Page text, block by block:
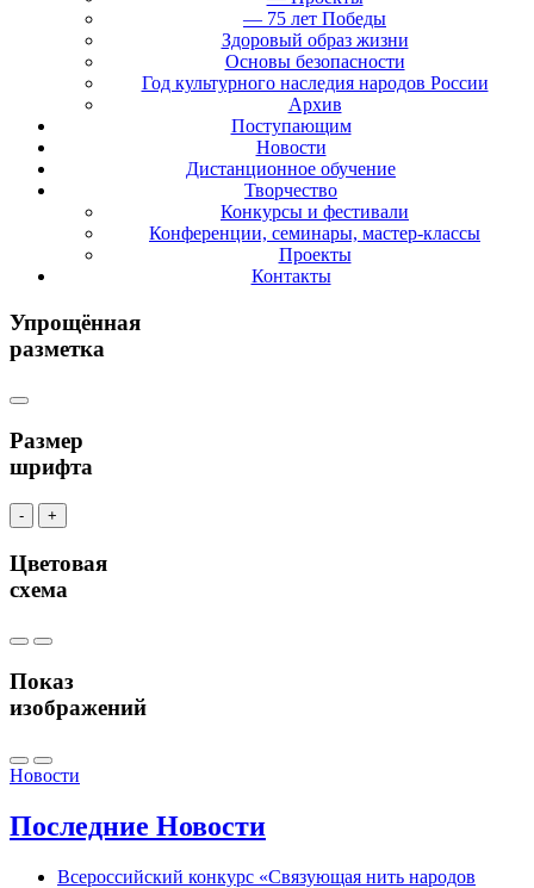
— 75 лет Победы
Здоровый образ жизни
Основы безопасности
Год культурного наследия народов России
Архив
Поступающим
Новости
Дистанционное обучение
Творчество
Конкурсы и фестивали
Конференции, семинары, мастер-классы
Проекты
Контакты
Упрощённая
разметка
Размер
шрифта
- +
Цветовая
схема
Показ
изображений
Новости
Последние Новости
Всероссийский конкурс «Связующая нить народов